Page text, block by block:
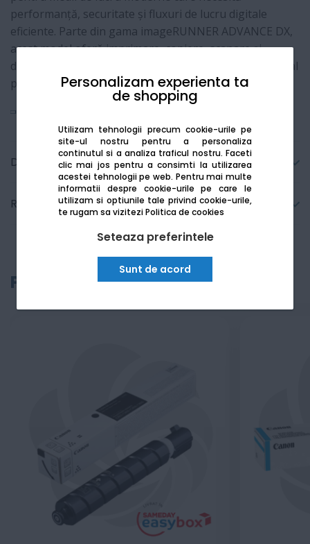
Personalizam experienta ta
de shopping
Utilizam tehnologii precum cookie-urile pe
site-ul nostru pentru a personaliza
continutul si a analiza traficul nostru. Faceti
clic mai jos pentru a consimti la utilizarea
acestei tehnologii pe web. Pentru mai multe
informatii despre cookie-urile pe care le
utilizam si optiunile tale privind cookie-urile,
te rugam sa viziteziPolitica de cookies
Seteaza preferintele
Sunt de acord
performanță, securitate și fluxuri de lucru digitale
eficiente. Parte din gama imageRUNNER ADVANCE DX,
acest model oferă imprimare, copiere, scanare și
distribuire documente la un nivel profesional, fiind ideal
pentru birouri medii și mari.
Detalii tehnice
Recenzii
Produse recomandate